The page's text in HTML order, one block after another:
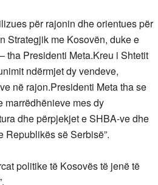
për rajonin dhe orientues për
Strategjik me Kosovën, duke e
tha Presidenti Meta.Kreu i Shtetit
ndërmjet dy vendeve,
në rajon.Presidenti Meta tha se
marrëdhënieve mes dy
dhe përpjekjet e SHBA-ve dhe
së Serbisë”.
politike të Kosovës të jenë të